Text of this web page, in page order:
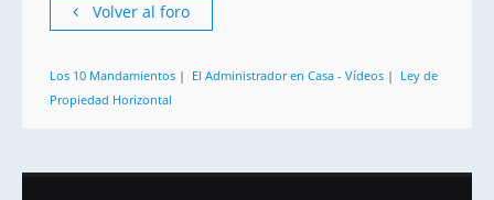
Volver al foro
Los 10 Mandamientos | El Administrador en Casa - Vídeos | Ley de
Propiedad Horizontal